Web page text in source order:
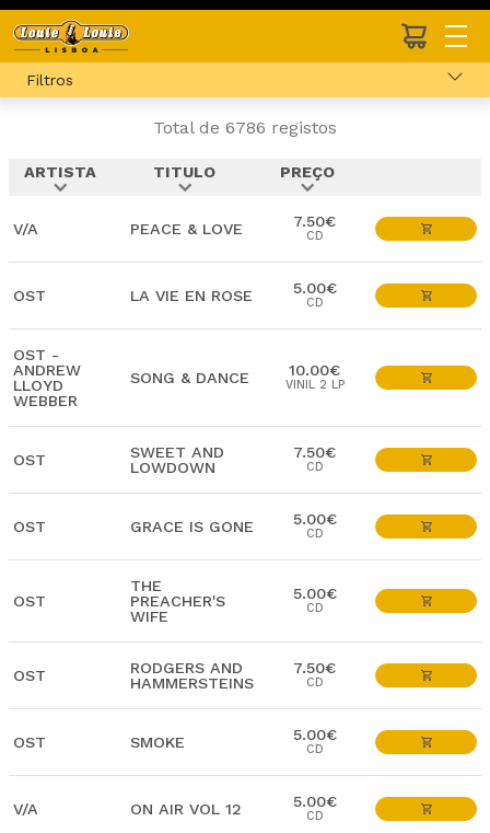
Filtros
Total de 6786 registos
ARTISTA
expand_more
TITULO
expand_more
PREÇO
expand_more
V/A PEACE & LOVE 7.50€
CD
OST LA VIE EN ROSE 5.00€
CD
OST -
ANDREW
LLOYD
WEBBER
SONG & DANCE 10.00€
VINIL 2 LP
OST
SWEET AND
LOWDOWN
7.50€
CD
OST GRACE IS GONE 5.00€
CD
OST
THE
PREACHER'S
WIFE
5.00€
CD
OST
RODGERS AND
HAMMERSTEINS
7.50€
CD
OST SMOKE 5.00€
CD
V/A ON AIR VOL 12 5.00€
CD